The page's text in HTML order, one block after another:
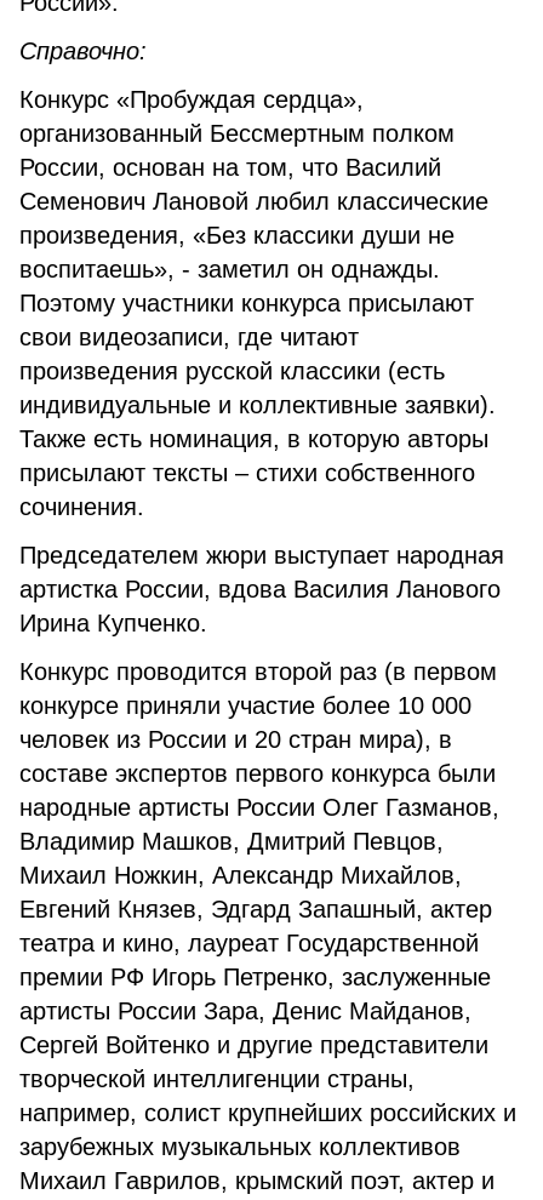
Справочно:
Конкурс «Пробуждая сердца»,
организованный Бессмертным полком
России, основан на том, что Василий
Семенович Лановой любил классические
произведения, «Без классики души не
воспитаешь», - заметил он однажды.
Поэтому участники конкурса присылают
свои видеозаписи, где читают
произведения русской классики (есть
индивидуальные и коллективные заявки).
Также есть номинация, в которую авторы
присылают тексты – стихи собственного
сочинения.
Председателем жюри выступает народная
артистка России, вдова Василия Ланового
Ирина Купченко.
Конкурс проводится второй раз (в первом
конкурсе приняли участие более 10 000
человек из России и 20 стран мира), в
составе экспертов первого конкурса были
народные артисты России Олег Газманов,
Владимир Машков, Дмитрий Певцов,
Михаил Ножкин, Александр Михайлов,
Евгений Князев, Эдгард Запашный, актер
театра и кино, лауреат Государственной
премии РФ Игорь Петренко, заслуженные
артисты России Зара, Денис Майданов,
Сергей Войтенко и другие представители
творческой интеллигенции страны,
например, солист крупнейших российских и
зарубежных музыкальных коллективов
Михаил Гаврилов, крымский поэт, актер и